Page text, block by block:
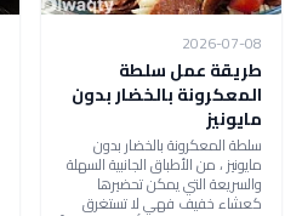
2026-07-08
طريقة عمل سلطة
المعكرونة بالخضار بدون
مايونيز
سلطة المعكرونة بالخضار بدون
مايونيز ، من الأطباق الجانبية السهلة
والسريعة التي يمكن تحضيرها
كعشاء خفيف فهي لا تستغرق